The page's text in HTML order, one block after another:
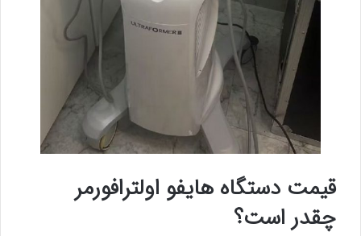
قیمت دستگاه هایفو اولترافورمر
چقدر است؟